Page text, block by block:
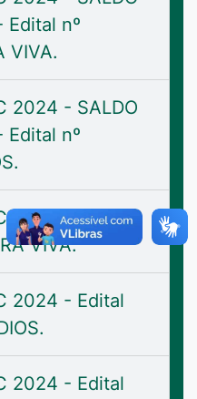
Edital nº
VIVA.
2024 - SALDO
Edital nº
2024 - Edital
VIVA.
2024 - Edital
2024 - Edital